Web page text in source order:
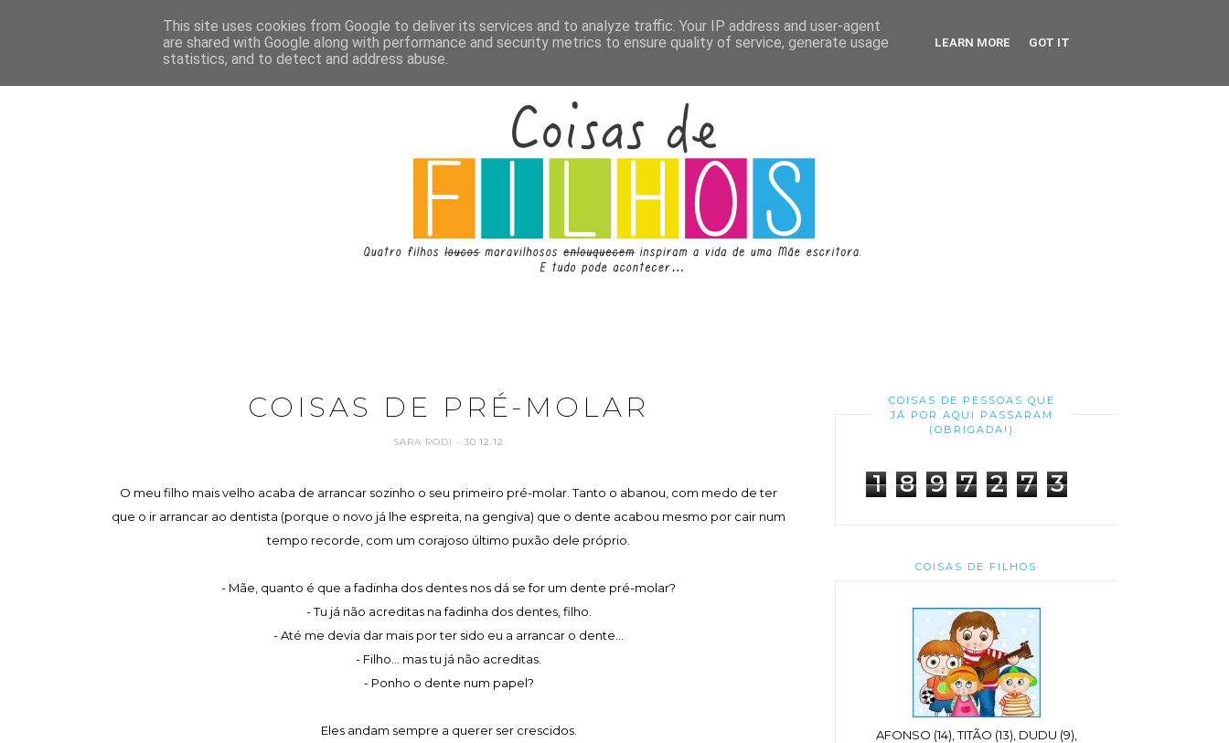
COISAS DE PRÉ-MOLAR
SARA RODI - 30.12.12
O meu filho mais velho acaba de arrancar sozinho o seu primeiro pré-molar. Tanto o abanou, com medo de ter
que o ir arrancar ao dentista (porque o novo já lhe espreita, na gengiva) que o dente acabou mesmo por cair num
tempo recorde, com um corajoso último puxão dele próprio.
- Mãe, quanto é que a fadinha dos dentes nos dá se for um dente pré-molar?
- Tu já não acreditas na fadinha dos dentes, filho.
- Até me devia dar mais por ter sido eu a arrancar o dente...
- Filho... mas tu já não acreditas.
- Ponho o dente num papel?
Eles andam sempre a querer ser crescidos.
COISAS DE PESSOAS QUE
JÁ POR AQUI PASSARAM
(OBRIGADA!)
1 8 9 7 2 7 3
COISAS DE FILHOS
AFONSO (14), TITÃO (13), DUDU (9),
This site uses cookies from Google to deliver its services and to analyze traffic. Your IP address and user-agent
are shared with Google along with performance and security metrics to ensure quality of service, generate usage
statistics, and to detect and address abuse.
LEARN MORE GOT IT